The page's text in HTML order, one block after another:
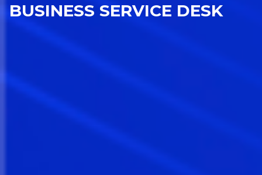
BUSINESS SERVICE DESK